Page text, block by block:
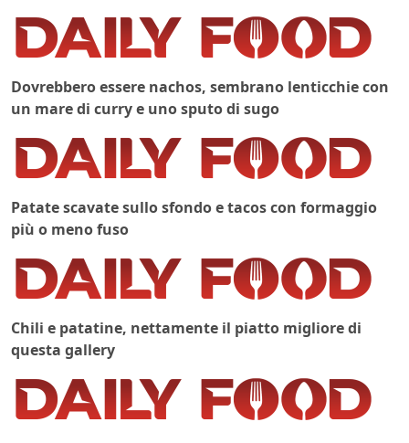
Dovrebbero essere nachos, sembrano lenticchie con
un mare di curry e uno sputo di sugo
Patate scavate sullo sfondo e tacos con formaggio
più o meno fuso
Chili e patatine, nettamente il piatto migliore di
questa gallery